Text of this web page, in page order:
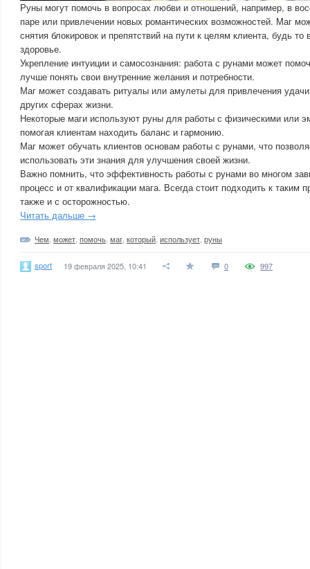
Руны могут помочь в вопросах любви и отношений, например, в
паре или привлечении новых романтических возможностей. Маг
снятия блокировок и препятствий на пути к целям клиента, будь
здоровье.
Укрепление интуиции и самосознания: работа с рунами может
лучше понять свои внутренние желания и потребности.
Маг может создавать ритуалы или амулеты для привлечения
других сферах жизни.
Некоторые маги используют руны для работы с физическими или
помогая клиентам находить баланс и гармонию.
Маг может обучать клиентов основам работы с рунами, что
использовать эти знания для улучшения своей жизни.
Важно помнить, что эффективность работы с рунами во многом
процесс и от квалификации мага. Всегда стоит подходить к таким
также и с осторожностью.
Читать дальше →
Чем может помочь маг который использует руны
sport 19 февраля 2025, 10:41 0 997